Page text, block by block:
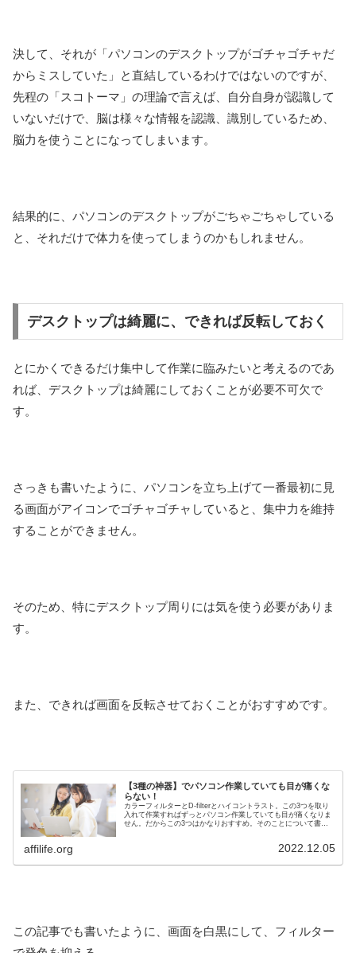
決して、それが「パソコンのデスクトップがゴチャゴチャだ
からミスしていた」と直結しているわけではないのですが、
先程の「スコトーマ」の理論で言えば、自分自身が認識して
いないだけで、脳は様々な情報を認識、識別しているため、
脳力を使うことになってしまいます。
結果的に、パソコンのデスクトップがごちゃごちゃしている
と、それだけで体力を使ってしまうのかもしれません。
デスクトップは綺麗に、できれば反転しておく
とにかくできるだけ集中して作業に臨みたいと考えるのであ
れば、デスクトップは綺麗にしておくことが必要不可欠で
す。
さっきも書いたように、パソコンを立ち上げて一番最初に見
る画面がアイコンでゴチャゴチャしていると、集中力を維持
することができません。
そのため、特にデスクトップ周りには気を使う必要がありま
す。
また、できれば画面を反転させておくことがおすすめです。
【3種の神器】でパソコン作業していても目が痛くな
らない！
カラーフィルターとD-filterとハイコントラスト。この3つを取り
入れて作業すればずっとパソコン作業していても目が痛くなりま
せん。だからこの3つはかなりおすすめ。そのことについて書い
affilife.org 2022.12.05
この記事でも書いたように、画面を白黒にして、フィルター